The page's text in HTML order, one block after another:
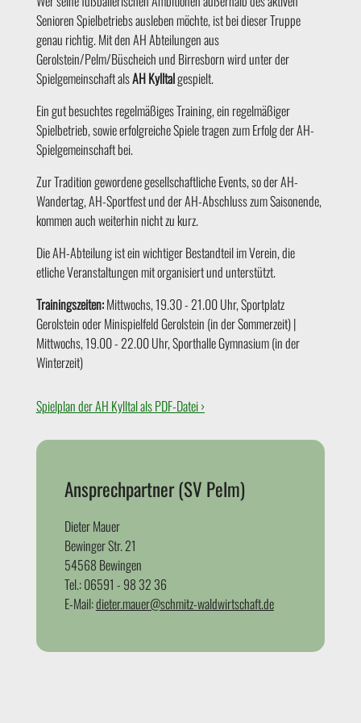
Senioren Spielbetriebs ausleben möchte, ist bei dieser Truppe
genau richtig. Mit den AH Abteilungen aus
Gerolstein/Pelm/Büscheich und Birresborn wird unter der
Spielgemeinschaft alsAH Kylltalgespielt.
Ein gut besuchtes regelmäßiges Training, ein regelmäßiger
Spielbetrieb, sowie erfolgreiche Spiele tragen zum Erfolg der AH-
Spielgemeinschaft bei.
Zur Tradition gewordene gesellschaftliche Events, so der AH-
Wandertag, AH-Sportfest und der AH-Abschluss zum Saisonende,
kommen auch weiterhin nicht zu kurz.
Die AH-Abteilung ist ein wichtiger Bestandteil im Verein, die
etliche Veranstaltungen mit organisiert und unterstützt.
Trainingszeiten:Mittwochs, 19.30 - 21.00 Uhr, Sportplatz
Gerolstein oder Minispielfeld Gerolstein (in der Sommerzeit)|
Mittwochs, 19.00 - 22.00 Uhr, Sporthalle Gymnasium (in der
Winterzeit)
Spielplan der AH Kylltal als PDF-Datei ›
Ansprechpartner (SV Pelm)
Dieter Mauer
Bewinger Str. 21
54568 Bewingen
Tel.: 06591 - 98 32 36
E-Mail:dieter.mauer@schmitz-waldwirtschaft.de